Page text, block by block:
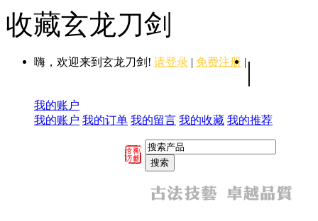
收藏玄龙刀剑
嗨，欢迎来到玄龙刀剑! 请登录 | 免费注册 | |
我的账户
我的账户 我的订单 我的留言 我的收藏 我的推荐